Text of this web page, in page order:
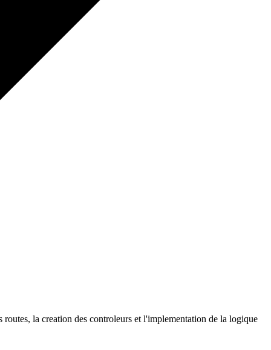
la creation des controleurs et l'implementation de la logique